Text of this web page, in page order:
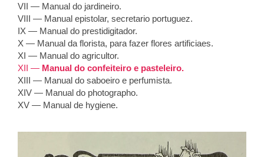
VII — Manual do jardineiro.
VIII — Manual epistolar, secretario portuguez.
IX — Manual do prestidigitador.
X — Manual da florista, para fazer flores artificiaes.
XI — Manual do agricultor.
XII — Manual do confeiteiro e pasteleiro.
XIII — Manual do saboeiro e perfumista.
XIV — Manual do photographo.
XV — Manual de hygiene.